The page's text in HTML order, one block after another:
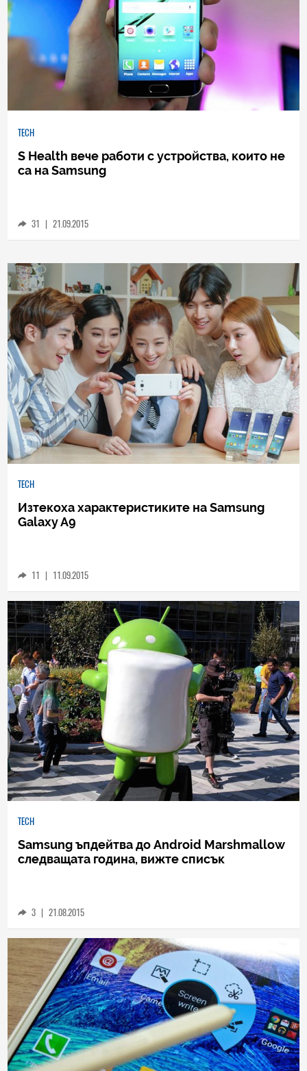
TECH
S Health вече работи с устройства, които не
са на Samsung
31 | 21.09.2015
TECH
Изтекоха характеристиките на Samsung
Galaxy A9
11 | 11.09.2015
TECH
Samsung ъпдейтва до Android Marshmallow
следващата година, вижте списък
3 | 21.08.2015